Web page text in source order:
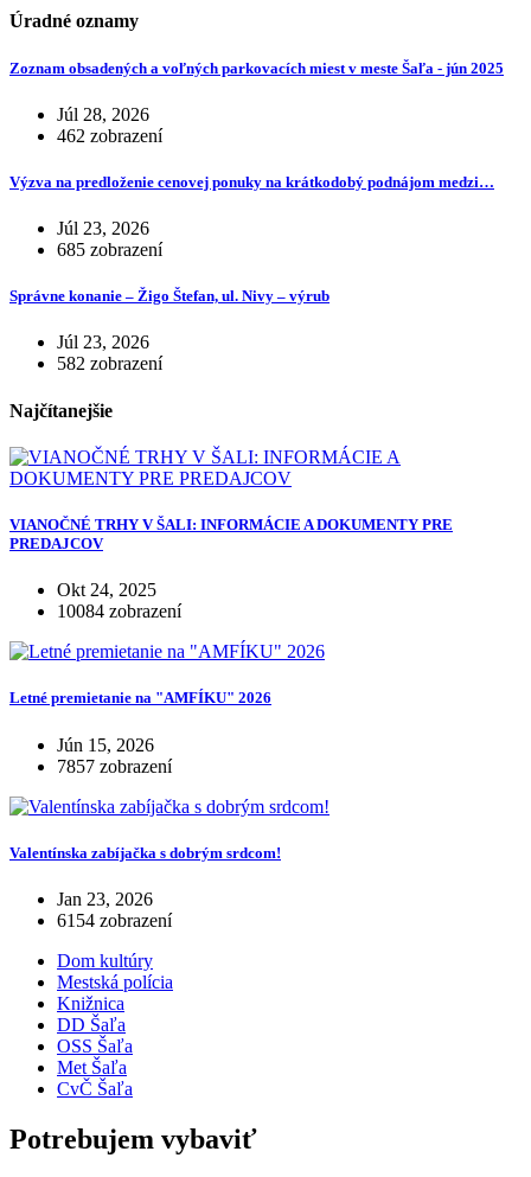
Úradné oznamy
Zoznam obsadených a voľných parkovacích miest v meste Šaľa - jún 2025
Júl 28, 2026
462 zobrazení
Výzva na predloženie cenovej ponuky na krátkodobý podnájom medzi…
Júl 23, 2026
685 zobrazení
Správne konanie – Žigo Štefan, ul. Nivy – výrub
Júl 23, 2026
582 zobrazení
Najčítanejšie
VIANOČNÉ TRHY V ŠALI: INFORMÁCIE A DOKUMENTY PRE
PREDAJCOV
Okt 24, 2025
10084 zobrazení
Letné premietanie na "AMFÍKU" 2026
Jún 15, 2026
7857 zobrazení
Valentínska zabíjačka s dobrým srdcom!
Jan 23, 2026
6154 zobrazení
Dom kultúry
Mestská polícia
Knižnica
DD Šaľa
OSS Šaľa
Met Šaľa
CvČ Šaľa
Potrebujem vybaviť